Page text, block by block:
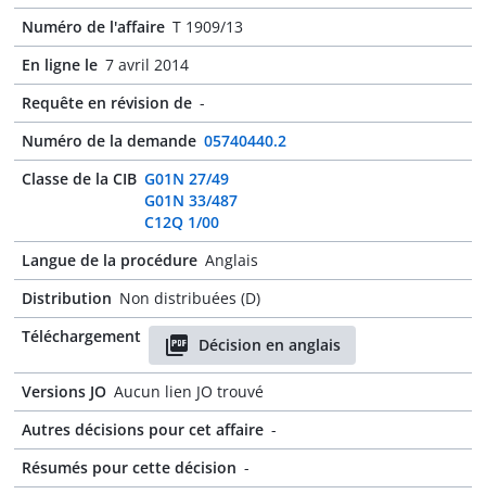
Numéro de l'affaire T 1909/13
En ligne le 7 avril 2014
Requête en révision de -
Numéro de la demande 05740440.2
Classe de la CIB G01N 27/49
G01N 33/487
C12Q 1/00
Langue de la procédure Anglais
Distribution Non distribuées (D)
Téléchargement
Décision en anglais
Versions JO Aucun lien JO trouvé
Autres décisions pour cet affaire -
Résumés pour cette décision -